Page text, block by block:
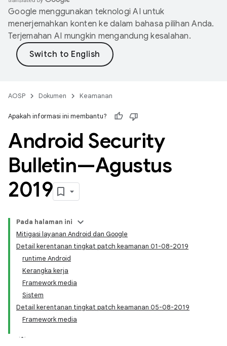
Google menggunakan teknologi AI untuk
menerjemahkan konten ke dalam bahasa pilihan Anda.
Terjemahan AI mungkin mengandung kesalahan.
AOSP Dokumen Keamanan
Apakah informasi ini membantu?
Android Security
Bulletin—Agustus
2019
Pada halaman ini
Mitigasi layanan Android dan Google
Detail kerentanan tingkat patch keamanan 01-08-2019
runtime Android
Kerangka kerja
Framework media
Sistem
Detail kerentanan tingkat patch keamanan 05-08-2019
Framework media